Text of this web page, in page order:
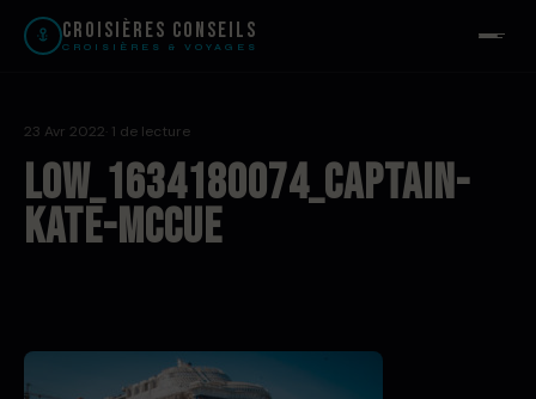
Croisières Conseils
CROISIÈRES & VOYAGES
23 Avr 2022 · 1 de lecture
low_1634180074_Captain-
Kate-McCue